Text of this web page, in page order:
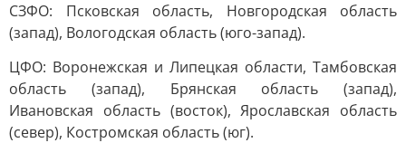
СЗФО: Псковская область, Новгородская область
(запад), Вологодская область (юго-запад).
ЦФО: Воронежская и Липецкая области, Тамбовская
область (запад), Брянская область (запад),
Ивановская область (восток), Ярославская область
(север), Костромская область (юг).